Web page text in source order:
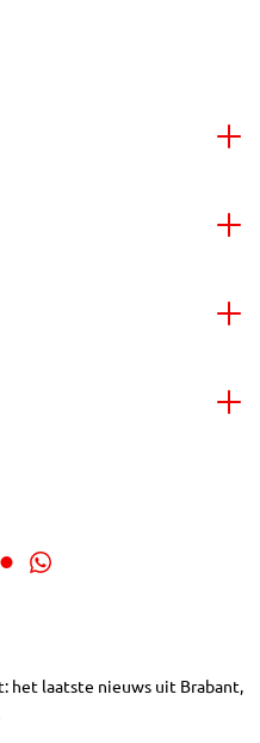
het laatste nieuws uit Brabant,